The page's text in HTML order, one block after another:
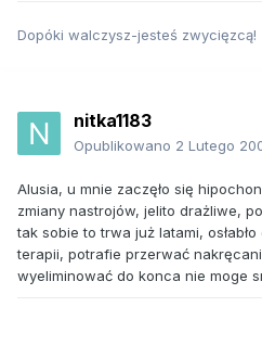
Dopóki walczysz-jesteś zwycięzcą!
nitka1183
Opublikowano 2 Lutego
Alusia, u mnie zaczęło się
zmiany nastrojów, jelito drażliwe,
tak sobie to trwa już latami,
terapii, potrafie przerwać
wyeliminować do konca nie moge